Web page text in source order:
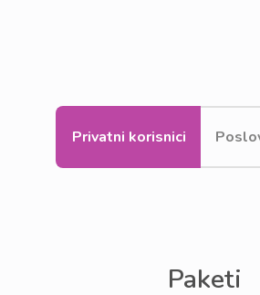
Privatni korisnici
Paketi